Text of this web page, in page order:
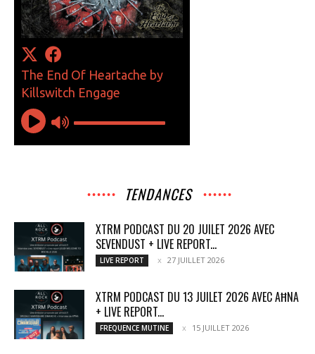
TENDANCES
XTRM PODCAST DU 20 JUILET 2026 AVEC
SEVENDUST + LIVE REPORT...
LIVE REPORT 27 JUILLET 2026
XTRM PODCAST DU 13 JUILET 2026 AVEC AĦNA
+ LIVE REPORT...
FREQUENCE MUTINE 15 JUILLET 2026